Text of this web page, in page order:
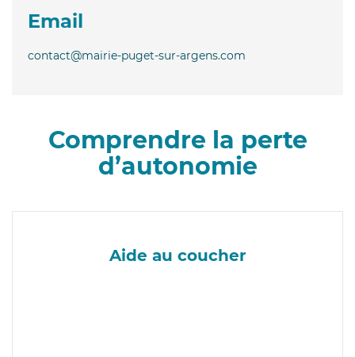
Email
contact@mairie-puget-sur-argens.com
Comprendre la perte
d’autonomie
Aide au coucher